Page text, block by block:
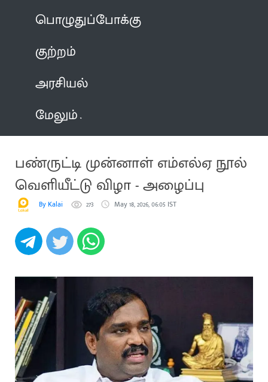
பொழுதுப்போக்கு
குற்றம்
அரசியல்
மேலும்
பண்ருட்டி முன்னாள் எம்எல்ஏ நூல்
வெளியீட்டு விழா - அழைப்பு
By Kalai 273 May 18, 2026, 06:05 IST